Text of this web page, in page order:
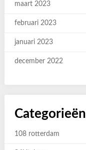
maart 2023
februari 2023
januari 2023
december 2022
Categorieën
108 rotterdam